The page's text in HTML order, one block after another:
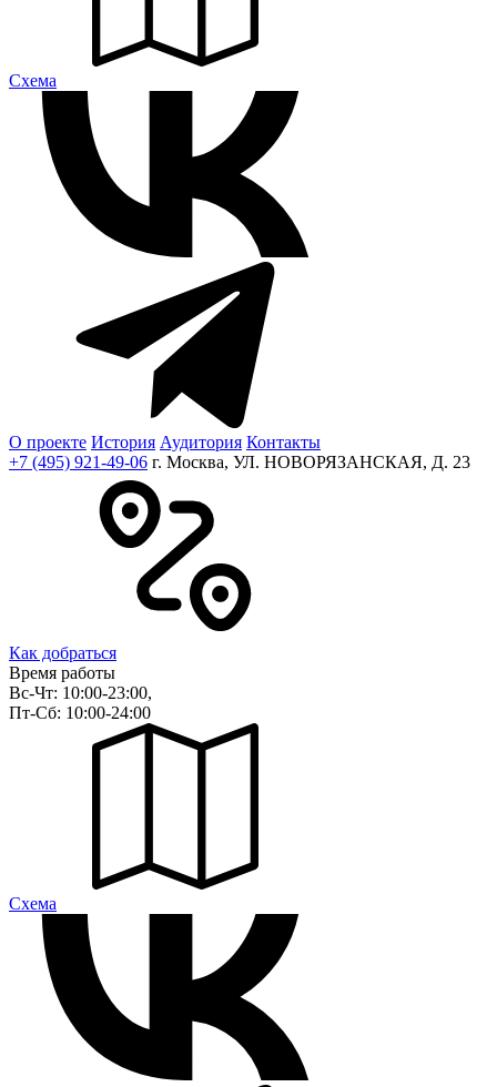
Cхема
О проекте История Аудитория Контакты
+7 (495) 921-49-06 г. Москва, УЛ. НОВОРЯЗАНСКАЯ, Д. 23
Как добраться
Время работы
Вс-Чт: 10:00-23:00,
Пт-Сб: 10:00-24:00
Cхема